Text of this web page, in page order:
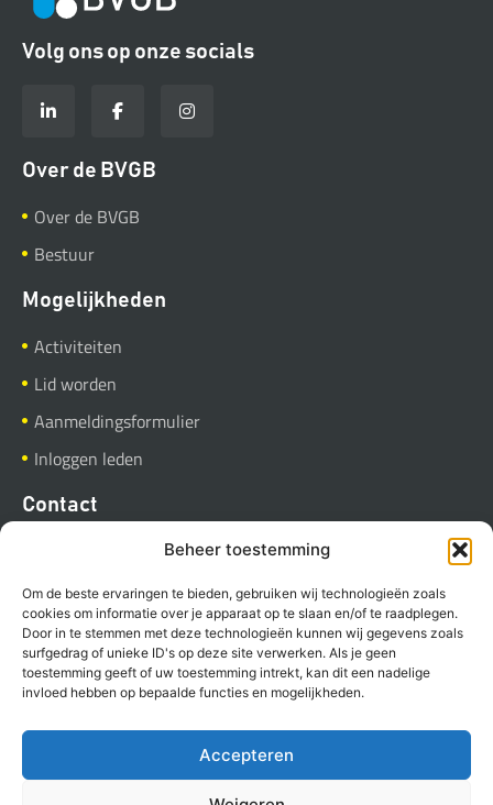
Beheer toestemming
Om de beste ervaringen te bieden, gebruiken wij technologieën zoals
cookies om informatie over je apparaat op te slaan en/of te raadplegen.
Door in te stemmen met deze technologieën kunnen wij gegevens zoals
surfgedrag of unieke ID's op deze site verwerken. Als je geen
toestemming geeft of uw toestemming intrekt, kan dit een nadelige
invloed hebben op bepaalde functies en mogelijkheden.
Accepteren
Volg ons op onze socials
Over de BVGB
Over de BVGB
Bestuur
Mogelijkheden
Activiteiten
Lid worden
Aanmeldingsformulier
Inloggen leden
Contact
9781 AC Bedum
Stuur een E-mail
Copyright BVGB (2023)PrivacyverklaringCookies